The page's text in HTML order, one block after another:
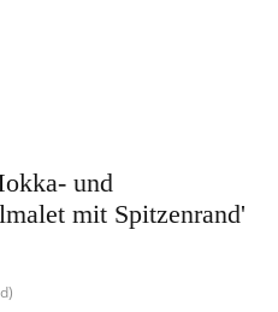
und
mit Spitzenrand'